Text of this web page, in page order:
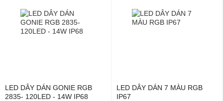
LED DÂY DÁN GONIE RGB
2835- 120LED - 14W IP68
LED DÂY DÁN 7 MÀU RGB
IP67